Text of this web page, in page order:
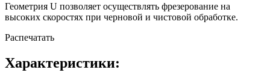
Геометрия U позволяет осуществлять фрезерование на
высоких скоростях при черновой и чистовой обработке.
Распечатать
Характеристики: